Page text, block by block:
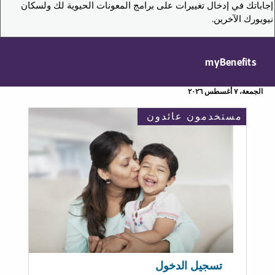
إجاباتك في إدخال تغييرات على برامج المعونات الحيوية لك ولسكان
نيويورك الآخرين.
myBenefits
الجمعة، ٧ أغسطس ٢٠٢٦
مستخدمون عائدون
تسجيل الدخول